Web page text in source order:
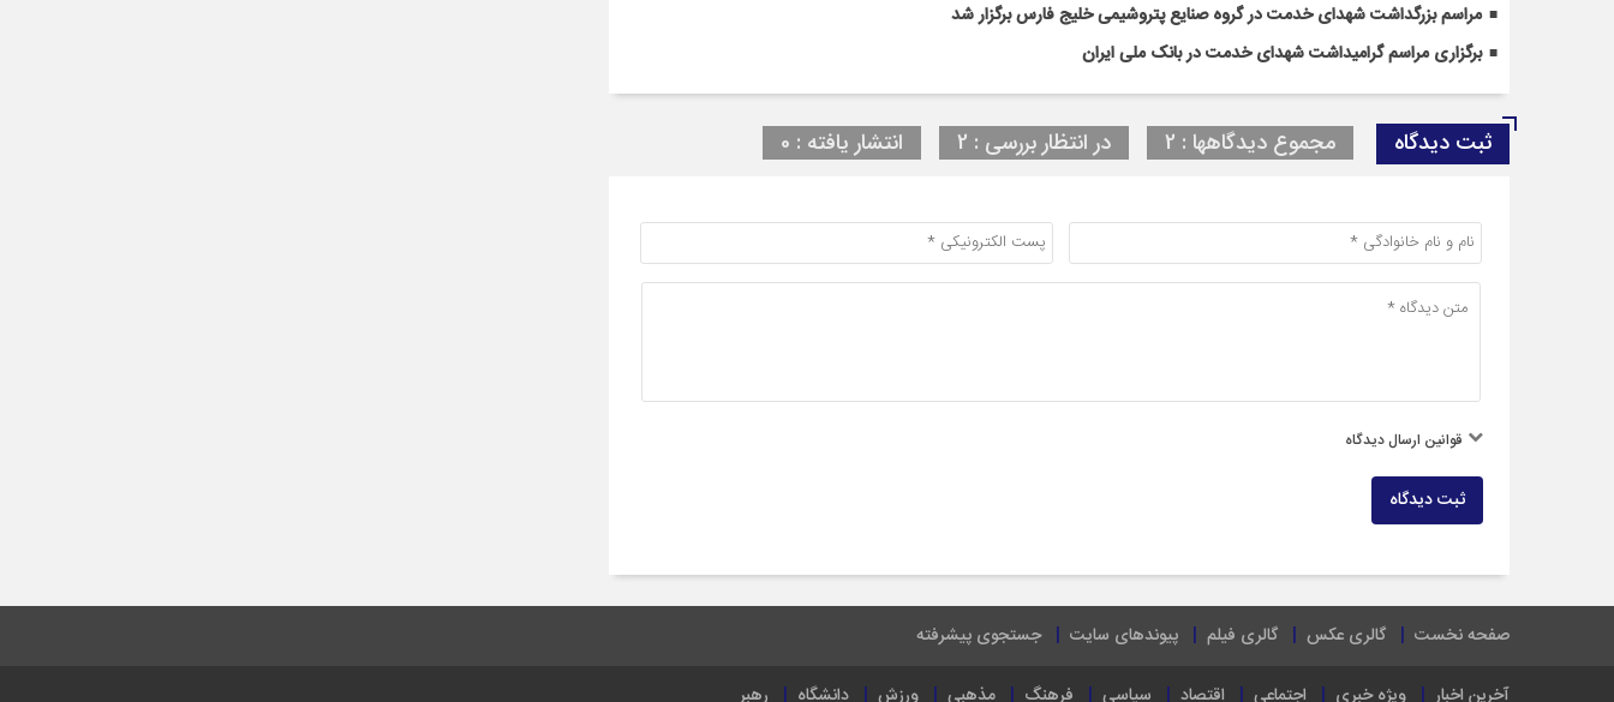
مراسم بزرگداشت شهدای خدمت در گروه صنایع پتروشیمی خلیج فارس برگزار شد
برگزاری مراسم گرامیداشت شهدای خدمت در بانک ملی ایران
ثبت دیدگاه مجموع دیدگاهها : 2 در انتظار بررسی : 2 انتشار یافته : 0
قوانین ارسال دیدگاه
ثبت دیدگاه
صفحه نخست گالری عکس گالری فیلم پیوندهای سایت جستجوی پیشرفته
آخرین اخبار ویژه خبری اجتماعی اقتصاد سیاسی فرهنگ مذهبی ورزش دانشگاه رهبر